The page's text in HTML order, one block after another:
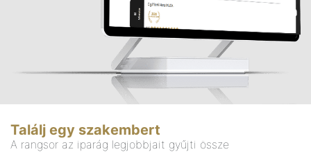
Találj egy szakembert
A rangsor az iparág legjobbjait gyűjti össze